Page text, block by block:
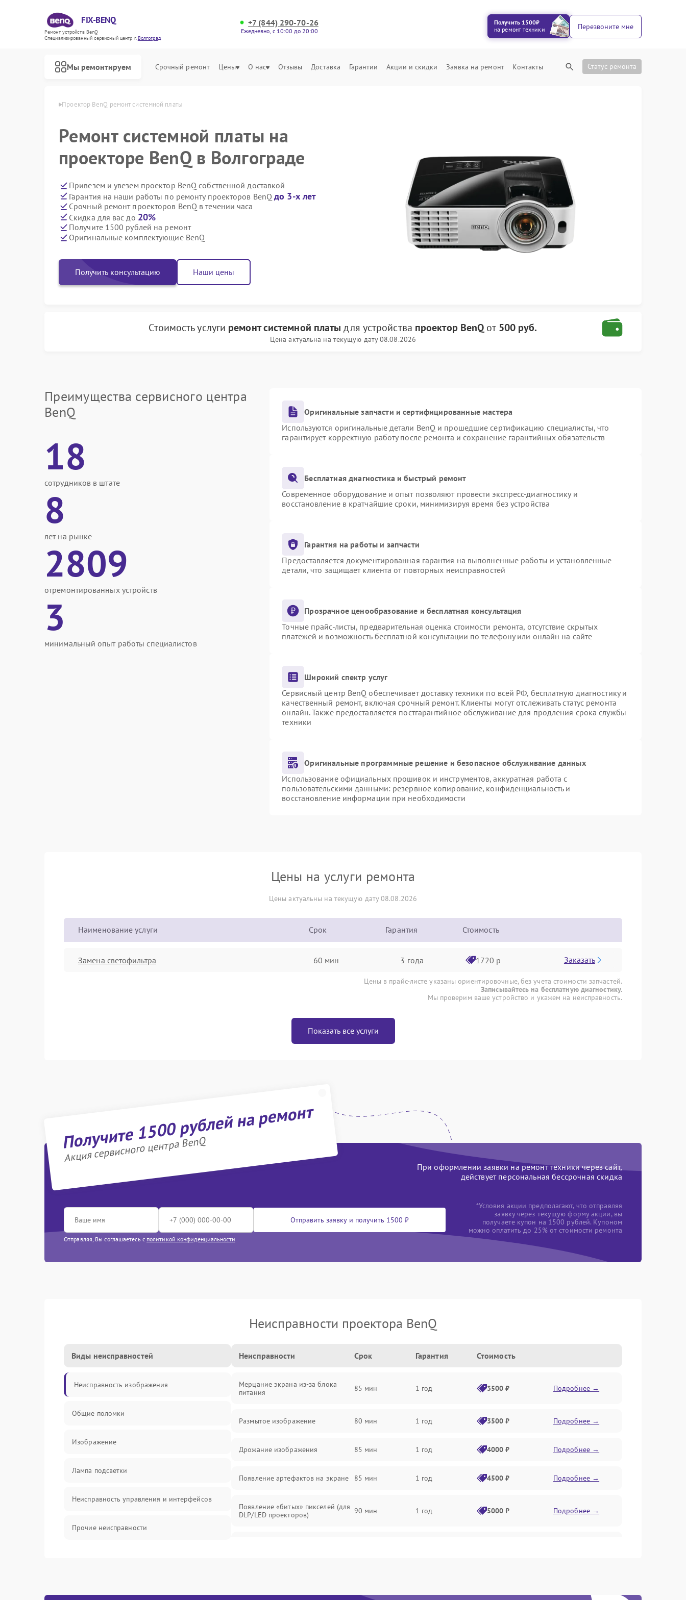
FIX-BENQ
Ремонт устройств BenQ
Специализированный cервисный центр г.Волгоград
+7 (844) 290-70-26
Ежедневно, с 10:00 до 20:00
Получить 1500₽
на ремонт техники
Перезвоните мне
Мы ремонтируем Срочный ремонт Цены О нас Отзывы Доставка Гарантии Акции и скидки Заявка на ремонт Контакты Статус ремонта
в Волгограде Проектор BenQ ремонт системной платы
Ремонт системной платы на
проекторе BenQ в Волгограде
Привезем и увезем проектор BenQ собственной доставкой
Гарантия на наши работы по ремонту проекторов BenQдо 3-х лет
Срочный ремонт проекторов BenQ в течении часа
Скидка для вас до 20%
Получите 1500 рублей на ремонт
Оригинальные комплектующие BenQ
Получить консультацию Наши цены
Стоимость услуги ремонт системной платы для устройства проектор BenQ от 500 руб.
Цена актуальна на текущую дату 08.08.2026
Преимущества сервисного центра
BenQ
18
сотрудников в штате
8
лет на рынке
2809
отремонтированных устройств
3
минимальный опыт работы специалистов
Оригинальные запчасти и сертифицированные мастера
Используются оригинальные детали BenQ и прошедшие сертификацию специалисты, что
гарантирует корректную работу после ремонта и сохранение гарантийных обязательств
Бесплатная диагностика и быстрый ремонт
Современное оборудование и опыт позволяют провести экспресс-диагностику и
восстановление в кратчайшие сроки, минимизируя время без устройства
Гарантия на работы и запчасти
Предоставляется документированная гарантия на выполненные работы и установленные
детали, что защищает клиента от повторных неисправностей
Прозрачное ценообразование и бесплатная консультация
Точные прайс-листы, предварительная оценка стоимости ремонта, отсутствие скрытых
платежей и возможность бесплатной консультации по телефону или онлайн на сайте
Широкий спектр услуг
Сервисный центр BenQ обеспечивает доставку техники по всей РФ, бесплатную диагностику и
качественный ремонт, включая срочный ремонт. Клиенты могут отслеживать статус ремонта
онлайн. Также предоставляется постгарантийное обслуживание для продления срока службы
техники
Оригинальные программные решение и безопасное обслуживание данных
Использование официальных прошивок и инструментов, аккуратная работа с
пользовательскими данными: резервное копирование, конфиденциальность и
восстановление информации при необходимости
Цены на услуги ремонта
Цены актуальны на текущую дату 08.08.2026
Наименование услуги Срок Гарантия Стоимость
Замена светофильтра 60 мин 3 года 1720 р Заказать
Цены в прайс-листе указаны ориентировочные, без учета стоимости запчастей.
Записывайтесь на бесплатную диагностику.
Мы проверим ваше устройство и укажем на неисправность.
Показать все услуги
Получите 1500 рублей на ремонт
Акция сервисного центра BenQ
При оформлении заявки на ремонт техники через сайт,
действует персональная бессрочная скидка
Отправить заявку и получить 1500 ₽
Отправляя, Вы соглашаетесь с политикой конфиденциальности
*Условия акции предполагают, что отправляя
заявку через текущую форму акции, вы
получаете купон на 1500 рублей. Купоном
можно оплатить до 25% от стоимости ремонта
Неисправности проектора BenQ
Виды неисправностей
Неисправность изображения
Общие поломки
Изображение
Лампа подсветки
Неисправность управления и интерфейсов
Прочие неисправности
Неисправности Срок Гарантия Стоимость
Мерцание экрана из-за блока
питания
85 мин 1 год 3500 ₽ Подробнее →
Размытое изображение 80 мин 1 год 3500 ₽ Подробнее →
Дрожание изображения 85 мин 1 год 4000 ₽ Подробнее →
Появление артефактов на экране 85 мин 1 год 4500 ₽ Подробнее →
Появление «битых» пикселей (для
DLP/LED проекторов)
90 мин 1 год 5000 ₽ Подробнее →